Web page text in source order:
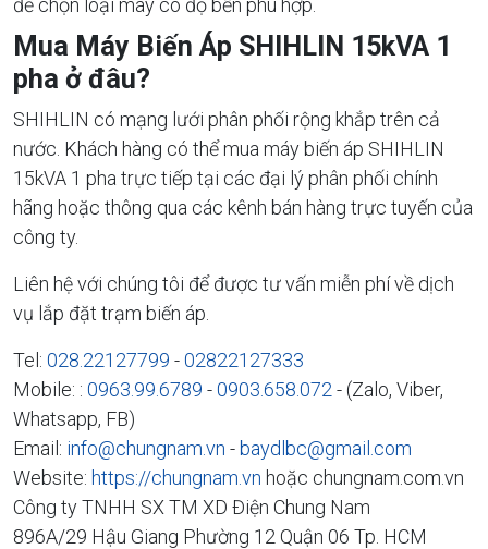
Mua Máy Biến Áp SHIHLIN 15kVA 1
pha ở đâu?
SHIHLIN có mạng lưới phân phối rộng khắp trên cả
nước. Khách hàng có thể mua máy biến áp SHIHLIN
15kVA 1 pha trực tiếp tại các đại lý phân phối chính
hãng hoặc thông qua các kênh bán hàng trực tuyến của
công ty.
Liên hệ với chúng tôi để được tư vấn miễn phí về dịch
vụ lắp đặt trạm biến áp.
Tel: 028.22127799 -02822127333
Mobile: : 0963.99.6789 -0903.658.072 - (Zalo, Viber,
Whatsapp, FB)
Email: info@chungnam.vn -baydlbc@gmail.com
Website: https://chungnam.vn hoặc chungnam.com.vn
Công ty TNHH SX TM XD Điện Chung Nam
896A/29 Hậu Giang Phường 12 Quận 06 Tp. HCM